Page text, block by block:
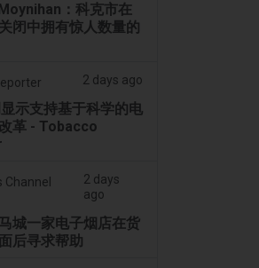
：科克市在
闭中拥有惊人数量的
2 days ago
示支持基于科学的电
革 - Tobacco
Channel
2 days
ago
城一家电子烟店在货
后寻求帮助